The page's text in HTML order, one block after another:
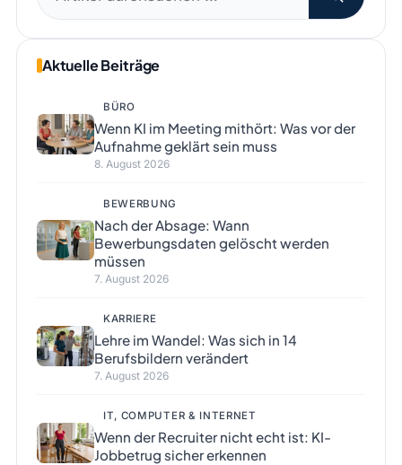
nach:
Aktuelle Beiträge
BÜRO
Wenn KI im Meeting mithört: Was vor der
Aufnahme geklärt sein muss
8. August 2026
BEWERBUNG
Nach der Absage: Wann
Bewerbungsdaten gelöscht werden
müssen
7. August 2026
KARRIERE
Lehre im Wandel: Was sich in 14
Berufsbildern verändert
7. August 2026
IT, COMPUTER & INTERNET
Wenn der Recruiter nicht echt ist: KI-
Jobbetrug sicher erkennen